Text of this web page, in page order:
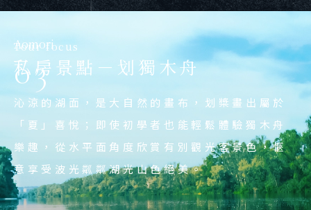
Iwate
盛岡三颯舞
「盛岡さんさ踊り」，東北五大慶典之一，岩
手縣夏季最具代表性慶典！
Iwate
盛岡三颯舞
「サッコラチョイワヤッセ」（願所有人都能
獲得幸福），欣賞、心動、加入三颯舞，跟隨
著世界一流鼓隊一起跳舞吧。
Aomori
私房景點－划獨木舟
沁涼的湖面，是大自然的畫布，划槳畫出屬於
「夏」喜悅；即使初學者也能輕鬆體驗獨木舟
樂趣，從水平面角度欣賞有別觀光客景色，愜
意享受波光粼粼湖光山色絕美。
Aomori
青森睡魔祭
振奮人心的伴奏樂隊（睡魔囃子），由太鼓敲
打出節奏，用笛演奏出旋律，「跳人」配合睡
魔囃子樂曲盡情跳舞。
Aomori
青森睡魔祭
「青森ねぶた祭」，東北三大慶典之一，被稱
為「睡魔」的大型燈籠遊行。
Tour focus
03